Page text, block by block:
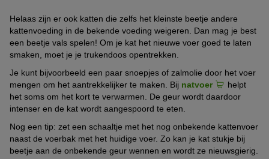
Helaas zijn er ook katten die zelfs het kleinste beetje andere
kattenvoeding in de bekende voeding weigeren. Dan mag je best
een beetje vals spelen! Om je kat het nieuwe voer goed te laten
smaken, moet je je trukendoos opentrekken.
Je kunt bijvoorbeeld een paar snoepjes of zalmolie door het voer
mengen om het aantrekkelijker te maken. Bij natvoer
helpt
het soms om het kort te verwarmen. De geur wordt daardoor
intenser en de kat wordt aangespoord te eten.
Nog een tip: zet een schaaltje met het nog onbekende kattenvoer
naast de voerbak met het huidige voer. Zo kan je kat stukje bij
beetje aan de onbekende geur wennen en wordt ze nieuwsgierig.